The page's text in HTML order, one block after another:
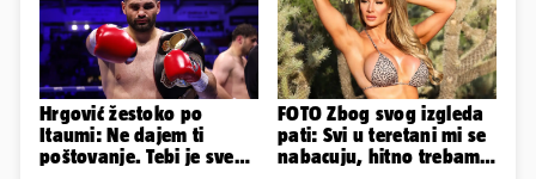
Hrgović žestoko po
Itaumi: Ne dajem ti
poštovanje. Tebi je sve
FOTO Zbog svog izgleda
pati: Svi u teretani mi se
nabacuju, hitno trebam